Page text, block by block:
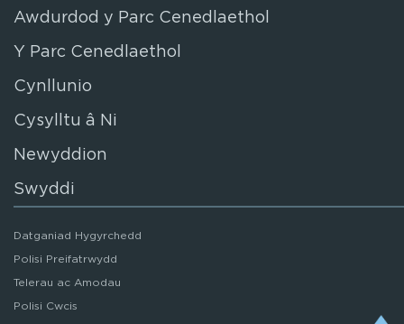
Awdurdod y Parc Cenedlaethol
Y Parc Cenedlaethol
Cynllunio
Cysylltu â Ni
Newyddion
Swyddi
Datganiad Hygyrchedd
Polisi Preifatrwydd
Telerau ac Amodau
Polisi Cwcis